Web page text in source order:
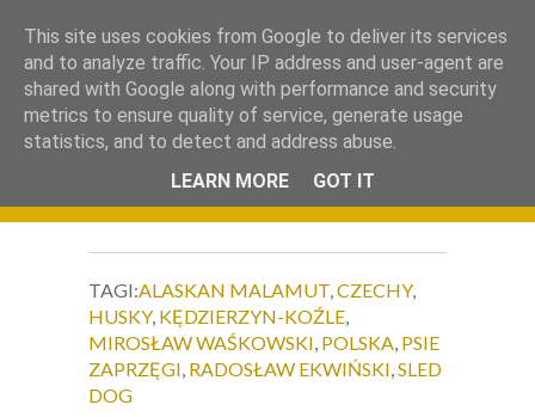
Okiem Obiektywu.
TAGI:ALASKAN MALAMUT,CZECHY,
HUSKY, KĘDZIERZYN-KOŹLE,
MIROSŁAW WAŚKOWSKI, POLSKA, PSIE
ZAPRZĘGI, RADOSŁAW EKWIŃSKI,SLED
DOG
This site uses cookies from Google to deliver its services
and to analyze traffic. Your IP address and user-agent are
shared with Google along with performance and security
metrics to ensure quality of service, generate usage
statistics, and to detect and address abuse.
LEARN MORE
GOT IT